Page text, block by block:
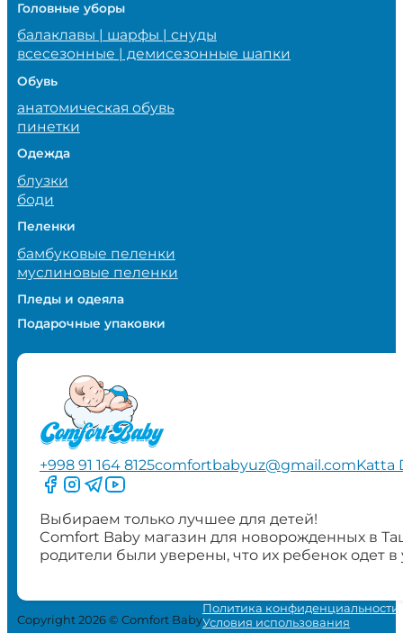
Головные уборы
балаклавы | шарфы | снуды
всесезонные | демисезонные шапки
Обувь
анатомическая обувь
пинетки
Одежда
блузки
боди
Пеленки
бамбуковые пеленки
муслиновые пеленки
Пледы и одеяла
Подарочные упаковки
+998 91 164 8125comfortbabyuz@gmail.comKatta
Следите за нами на Facebook
Следите за нами в Instagram
Следите за нами в Telegram
Следите за нами в YouTube
Выбираем только лучшее для детей!
Comfort Baby магазин для новорожденных в
родители были уверены, что их ребенок одет
Copyright 2026 © Comfort Baby
Политика конфиденциальности
Условия использования